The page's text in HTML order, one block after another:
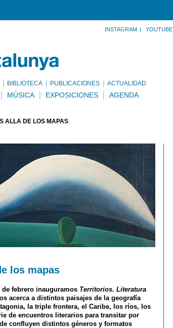
INSTAGRAM YOUTUBE
BIBLIOTECA PUBLICACIONES ACTUALIDAD
MÚSICA EXPOSICIONES AGENDA
ALLÁ DE LOS MAPAS
los mapas
febrero inauguramos Territorios. Literatura
acerca a distintos paisajes de la geografía
la triple frontera, el Caribe, los ríos, los
de encuentros literarios para transitar por
confluyen distintos géneros y formatos